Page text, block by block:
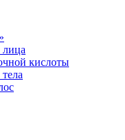
лица
кислоты